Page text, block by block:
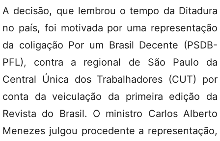
A decisão, que lembrou o tempo da Ditadura
no país, foi motivada por uma representação
da coligação Por um Brasil Decente (PSDB-
PFL), contra a regional de São Paulo da
Central Única dos Trabalhadores (CUT) por
conta da veiculação da primeira edição da
Revista do Brasil. O ministro Carlos Alberto
Menezes julgou procedente a representação,